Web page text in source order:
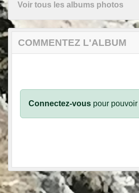
Voir tous les albums photos
COMMENTEZ L'ALBUM
Connectez-vous pour